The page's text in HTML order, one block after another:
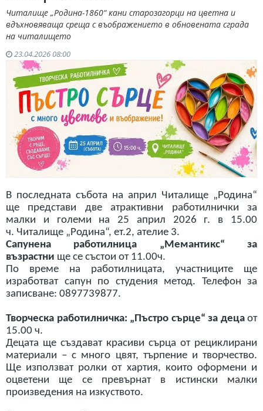
Читалище „Родина-1860“ кани старозагорци на цветна и
вдъхновяваща среща с въображението в обновената сграда
на читалището
23.04.2026 08:00
В последната събота на април Читалище „Родина“
ще представи две атрактивни работилнички за
малки и големи на 25 април
2026 г. в 15.00
ч. Читалище „Родина“, ет.2, ателие 3.
Сапунена работилница „Мемантикс“ за
възрастни ще се състои от 11.00ч.
По време на работилницата, участниците ще
изработват сапун по студения метод. Телефон за
записване: 0897739877.
Творческа работилничка: „Пъстро сърце“ за децаот
15.00 ч.
Децата ще създават красиви сърца от рециклирани
материали – с много цвят, търпение и творчество.
Ще използват ролки от хартия, които оформени и
оцветени ще се превърнат в истински малки
произведения на изкуството.